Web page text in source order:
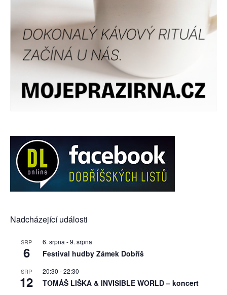
Nadcházející události
SRP
6
6. srpna -9. srpna
Festival hudby Zámek Dobříš
SRP
12
20:30 -22:30
TOMÁŠ LIŠKA & INVISIBLE WORLD – koncert